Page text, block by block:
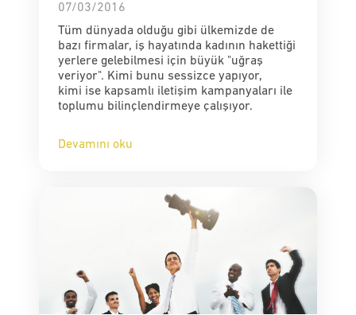
07/03/2016
Tüm dünyada olduğu gibi ülkemizde de
bazı firmalar, iş hayatında kadının hakettiği
yerlere gelebilmesi için büyük "uğraş
veriyor". Kimi bunu sessizce yapıyor,
kimi ise kapsamlı iletişim kampanyaları ile
toplumu bilinçlendirmeye çalışıyor.
Devamını oku